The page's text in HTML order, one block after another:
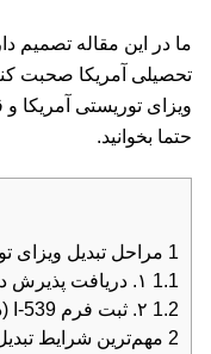
ما در این مقاله تصمیم
تحصیلی آمریکا صحبت
ویزای توریستی آمریکا و
حتما بخوانید.
1 مراحل تبدیل ویزای
1.1
1.2
2 مهم‌ترین شرایط